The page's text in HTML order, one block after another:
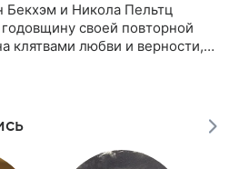
Бекхэм и Никола Пельтц
своей повторной
клятвами любви и верности,